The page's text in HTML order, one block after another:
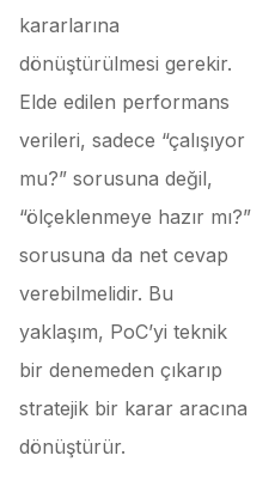
kararlarına
dönüştürülmesi gerekir.
Elde edilen performans
verileri, sadece “çalışıyor
mu?” sorusuna değil,
“ölçeklenmeye hazır mı?”
sorusuna da net cevap
verebilmelidir. Bu
yaklaşım, PoC’yi teknik
bir denemeden çıkarıp
stratejik bir karar aracına
dönüştürür.